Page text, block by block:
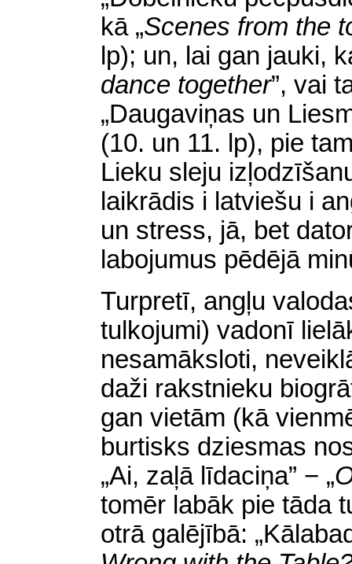
kā „Scenes from the
lp); un, lai gan jauki,
dance together”, vai
„Daugaviņas un
(10. un 11. lp), pie
Lieku sleju
laikrādis i latviešu i
un stress, jā, bet
labojumus pēdējā
Turpretī, angļu
tulkojumi) vadonī
nesamāksloti,
daži rakstnieku
gan vietām (kā
burtisks dziesmas
„Ai, zaļā līdaciņa” − „
tomēr labāk pie tāda
otrā galējībā: